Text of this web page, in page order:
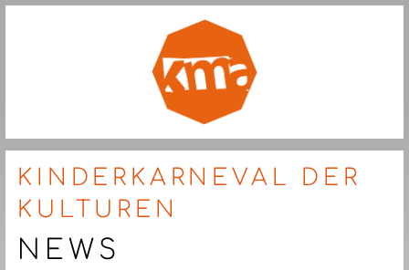
KINDERKARNEVAL DER
KULTUREN
NEWS